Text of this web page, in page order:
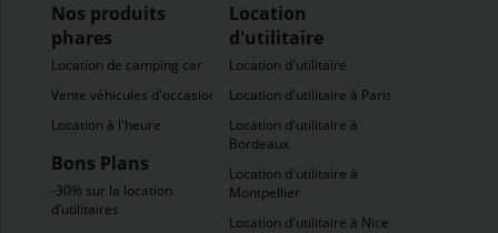
Nos produits
phares
Location de camping car
Vente véhicules d'occasion
Location à l'heure
Bons Plans
-30% sur la location
d’utilitaires
Location
d'utilitaire
Location d'utilitaire
Location d'utilitaire à Paris
Location d'utilitaire à
Bordeaux
Location d'utilitaire à
Montpellier
Location d'utilitaire à Nice